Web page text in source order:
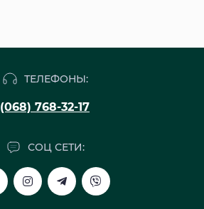
ТЕЛЕФОНЫ:
(068) 768-32-17
СОЦ СЕТИ: